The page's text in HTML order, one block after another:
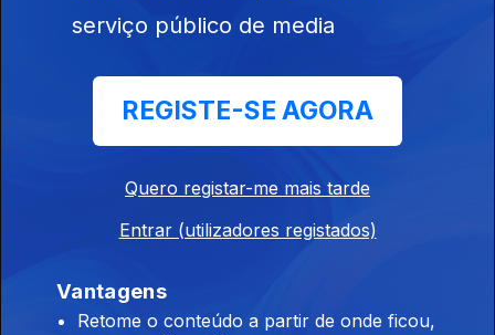
Duas
Pessoas a
Conversar
serviço público de media
REGISTE-SE AGORA
Quero registar-me mais tarde
Entrar (utilizadores registados)
Vantagens
Retome o conteúdo a partir de onde ficou,